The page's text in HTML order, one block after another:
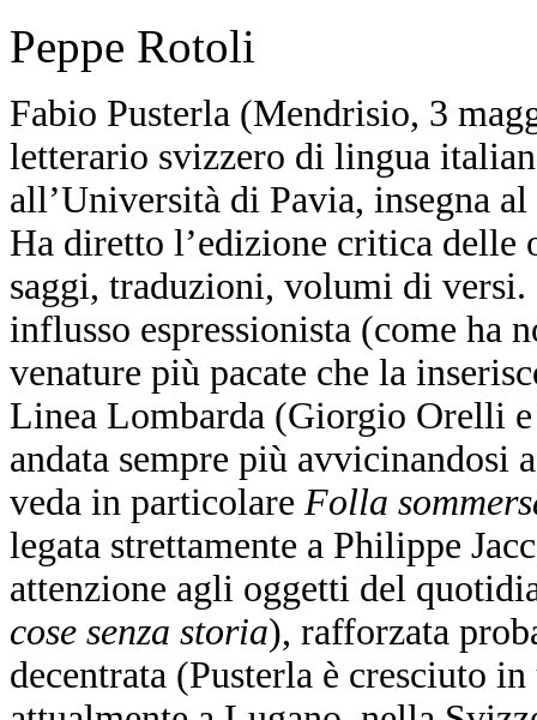
Peppe Rotoli
Fabio Pusterla (Mendrisio, 3
letterario svizzero di lingua
all’Università di Pavia, insegna
Ha diretto l’edizione critica
saggi, traduzioni, volumi di versi.
influsso espressionista (come ha
venature più pacate che la
Linea Lombarda (Giorgio Orelli
andata sempre più avvicinandosi
veda in particolare Folla
legata strettamente a Philippe
attenzione agli oggetti del
cose senza storia), rafforzata
decentrata (Pusterla è cresciuto